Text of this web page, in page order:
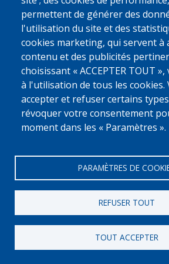
Déclaration relative aux cookies
Vie
Cookie Settings
permettent de générer des
l'utilisation du site et des
cookies marketing, qui servent à
contenu et des publicités
choisissant « ACCEPTER TOUT
à l'utilisation de tous les cookies.
accepter et refuser certains
révoquer votre consentement
moment dans les « Paramètres ».
PARAMÈTRES DE
REFUSER TOUT
TOUT ACCEPTER